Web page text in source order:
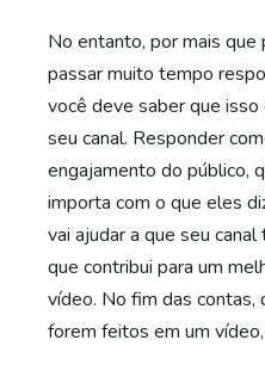
No entanto, por mais que
passar muito tempo
você deve saber que
seu canal. Responder
engajamento do público,
importa com o que eles
vai ajudar a que seu
que contribui para um
vídeo. No fim das contas,
forem feitos em um